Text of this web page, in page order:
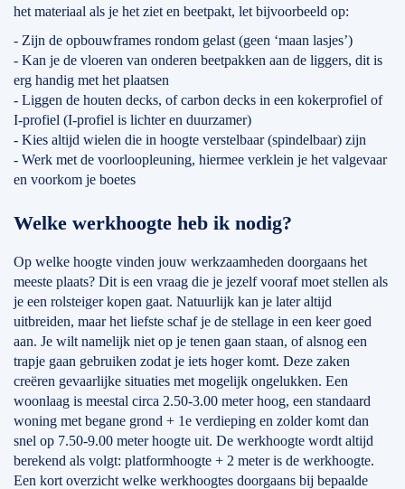
het materiaal als je het ziet en beetpakt, let bijvoorbeeld op:
- Zijn de opbouwframes rondom gelast (geen ‘maan lasjes’)
- Kan je de vloeren van onderen beetpakken aan de liggers, dit is
erg handig met het plaatsen
- Liggen de houten decks, of carbon decks in een kokerprofiel of
I-profiel (I-profiel is lichter en duurzamer)
- Kies altijd wielen die in hoogte verstelbaar (spindelbaar) zijn
- Werk met de voorloopleuning, hiermee verklein je het valgevaar
en voorkom je boetes
Welke werkhoogte heb ik nodig?
Op welke hoogte vinden jouw werkzaamheden doorgaans het
meeste plaats? Dit is een vraag die je jezelf vooraf moet stellen als
je een rolsteiger kopen gaat. Natuurlijk kan je later altijd
uitbreiden, maar het liefste schaf je de stellage in een keer goed
aan. Je wilt namelijk niet op je tenen gaan staan, of alsnog een
trapje gaan gebruiken zodat je iets hoger komt. Deze zaken
creëren gevaarlijke situaties met mogelijk ongelukken. Een
woonlaag is meestal circa 2.50-3.00 meter hoog, een standaard
woning met begane grond + 1e verdieping en zolder komt dan
snel op 7.50-9.00 meter hoogte uit. De werkhoogte wordt altijd
berekend als volgt: platformhoogte + 2 meter is de werkhoogte.
Een kort overzicht welke werkhoogtes doorgaans bij bepaalde